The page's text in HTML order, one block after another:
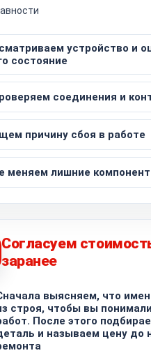
устройство и
состояние
соединения и
причину сбоя в работе
меняем лишние
Согласуем
заранее
выясняем, что
строя, чтобы вы
После этого
и называем цену до